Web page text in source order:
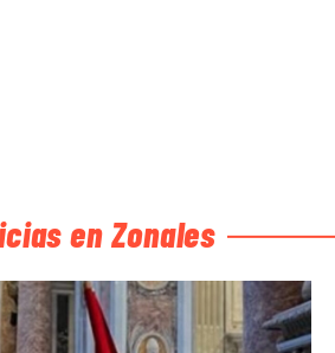
en Zonales